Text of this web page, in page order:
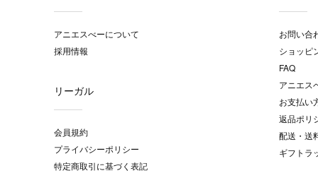
アニエスべーについて
採用情報
リーガル
会員規約
プライバシーポリシー
特定商取引に基づく表記
お問い合
ショッピ
FAQ
アニエス
お支払い
返品ポリ
配送・送
ギフトラ